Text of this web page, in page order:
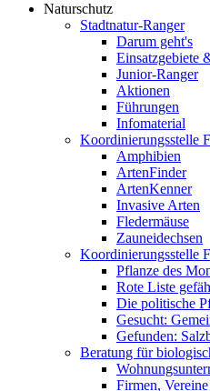
Naturschutz
Stadtnatur-Ranger
Darum geht's
Einsatzgebiete
Junior-Ranger
Aktionen
Führungen
Infomaterial
Koordinierungsstelle
Amphibien
ArtenFinder
ArtenKenner
Invasive Arten
Fledermäuse
Zauneidechsen
Koordinierungsstelle
Pflanze des
Rote Liste
Die politische
Gesucht:
Gefunden:
Beratung für
Firmen,